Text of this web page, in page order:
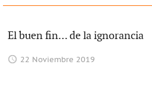
El buen fin… de la ignorancia
22 Noviembre 2019